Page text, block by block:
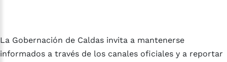
La Gobernación de Caldas invita a mantenerse
informados a través de los canales oficiales y a reportar